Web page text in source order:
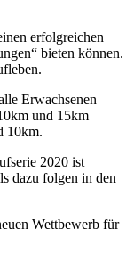
erfolgreichen
bieten können.
Erwachsenen
und 15km
10km.
2020 ist
dazu folgen in den
Wettbewerb für